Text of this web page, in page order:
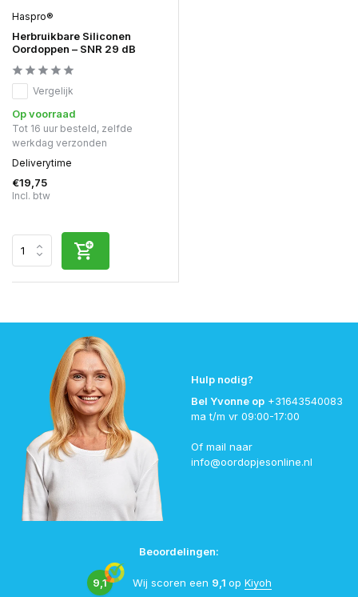
Haspro®
Herbruikbare Siliconen
Oordoppen – SNR 29 dB
Vergelijk
Op voorraad
Tot 16 uur besteld, zelfde
werkdag verzonden
Deliverytime
€19,75
Incl. btw
Hulp nodig?
Bel Yvonne op +31643540083
ma t/m vr 09:00-17:00
Of mail naar
info@oordopjesonline.nl
Beoordelingen:
9,1 Wij scoren een 9,1 op Kiyoh